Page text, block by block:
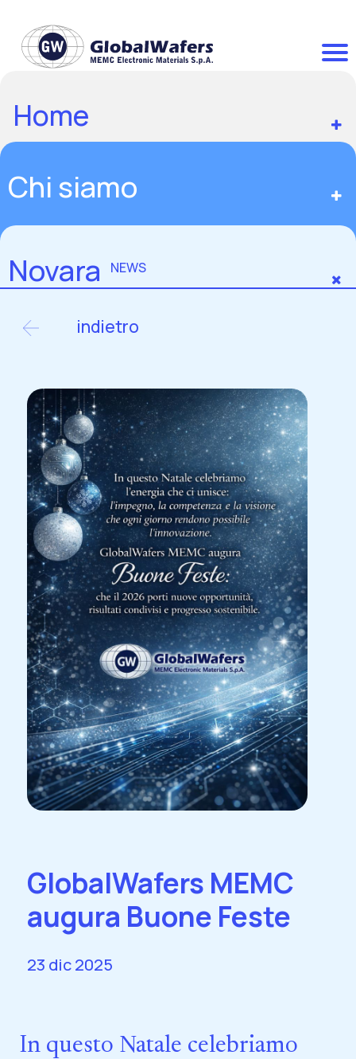
Home
Chi siamo
NEWS
Novara
indietro
GlobalWafers MEMC
augura Buone Feste
23 dic 2025
In questo Natale celebriamo